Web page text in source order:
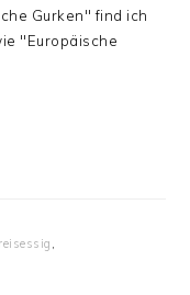
Gurken" find ich
"Europäische
reisessig ,